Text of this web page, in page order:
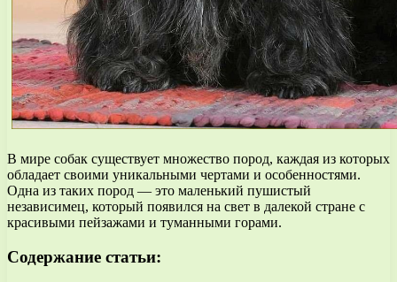
В мире собак существует множество пород, каждая из которых
обладает своими уникальными чертами и особенностями.
Одна из таких пород — это маленький пушистый
независимец, который появился на свет в далекой стране с
красивыми пейзажами и туманными горами.
Содержание статьи: